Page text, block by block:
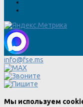
info@fse.ms
Мы используем